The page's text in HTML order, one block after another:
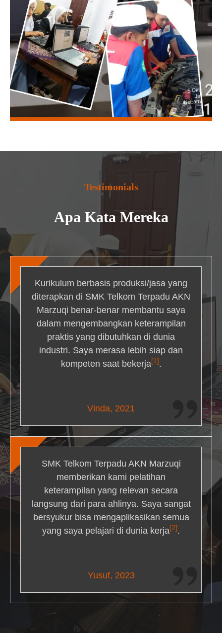
Testimonials
Apa Kata Mereka
Kurikulum berbasis produksi/jasa yang
diterapkan di SMK Telkom Terpadu AKN
Marzuqi benar-benar membantu saya
dalam mengembangkan keterampilan
praktis yang dibutuhkan di dunia
industri. Saya merasa lebih siap dan
kompeten saat bekerja[1] .
Vinda, 2021
SMK Telkom Terpadu AKN Marzuqi
memberikan kami pelatihan
keterampilan yang relevan secara
langsung dari para ahlinya. Saya sangat
bersyukur bisa mengaplikasikan semua
yang saya pelajari di dunia kerja[2] .
Yusuf, 2023